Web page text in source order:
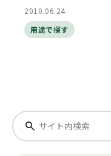
2010.06.24
用途で探す